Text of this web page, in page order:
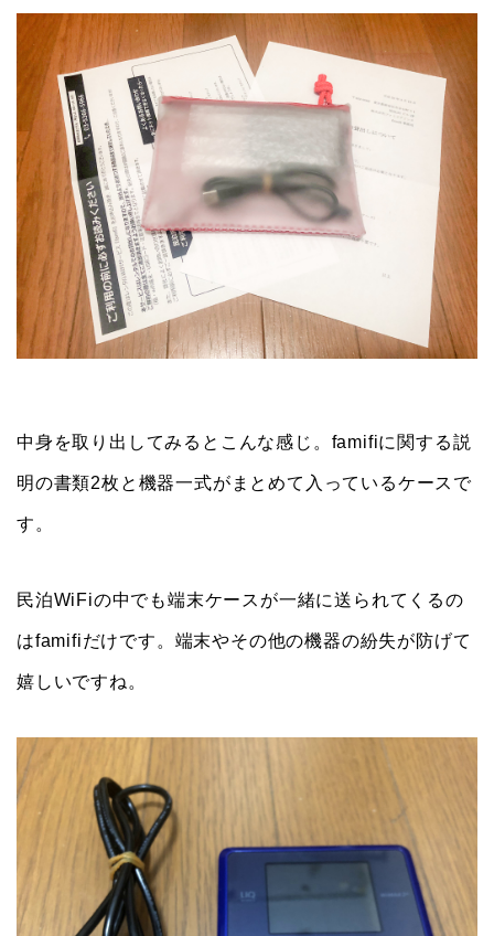
中身を取り出してみるとこんな感じ。famifiに関する説
明の書類2枚と機器一式がまとめて入っているケースで
す。
民泊WiFiの中でも端末ケースが一緒に送られてくるの
はfamifiだけです。端末やその他の機器の紛失が防げて
嬉しいですね。